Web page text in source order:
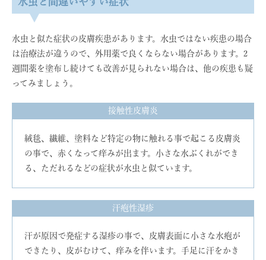
水虫と似た症状の皮膚疾患があります。水虫ではない疾患の場合
は治療法が違うので、外用薬で良くならない場合があります。2
週間薬を塗布し続けても改善が見られない場合は、他の疾患も疑
ってみましょう。
接触性皮膚炎
絨毯、繊維、塗料など特定の物に触れる事で起こる皮膚炎
の事で、赤くなって痒みが出ます。小さな水ぶくれができ
る、ただれるなどの症状が水虫と似ています。
汗疱性湿疹
汗が原因で発症する湿疹の事で、皮膚表面に小さな水疱が
できたり、皮がむけて、痒みを伴います。手足に汗をかき